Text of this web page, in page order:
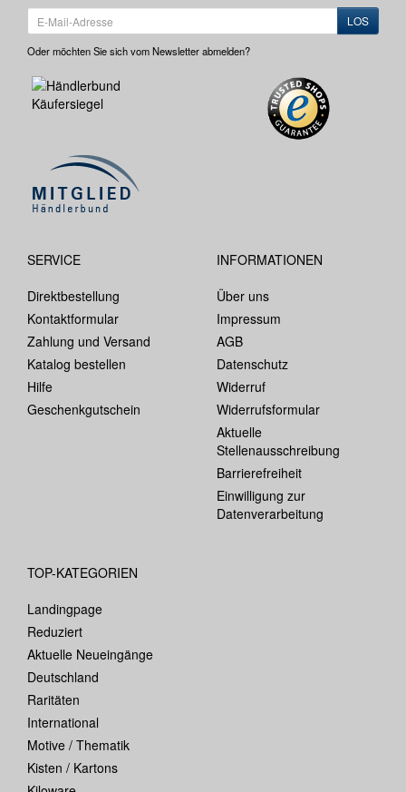
LOS
Oder möchten Sie sich vom Newsletter abmelden?
SERVICE
Direktbestellung
Kontaktformular
Zahlung und Versand
Katalog bestellen
Hilfe
Geschenkgutschein
INFORMATIONEN
Über uns
Impressum
AGB
Datenschutz
Widerruf
Widerrufsformular
Aktuelle
Stellenausschreibung
Barrierefreiheit
Einwilligung zur
Datenverarbeitung
TOP-KATEGORIEN
Landingpage
Reduziert
Aktuelle Neueingänge
Deutschland
Raritäten
International
Motive / Thematik
Kisten / Kartons